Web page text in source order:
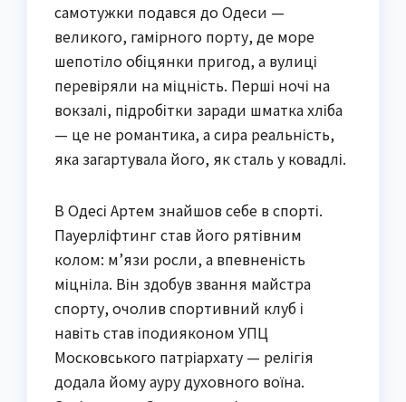
самотужки подався до Одеси —
великого, гамірного порту, де море
шепотіло обіцянки пригод, а вулиці
перевіряли на міцність. Перші ночі на
вокзалі, підробітки заради шматка хліба
— це не романтика, а сира реальність,
яка загартувала його, як сталь у ковадлі.
В Одесі Артем знайшов себе в спорті.
Пауерліфтинг став його рятівним
колом: м’язи росли, а впевненість
міцніла. Він здобув звання майстра
спорту, очолив спортивний клуб і
навіть став іподияконом УПЦ
Московського патріархату — релігія
додала йому ауру духовного воїна.